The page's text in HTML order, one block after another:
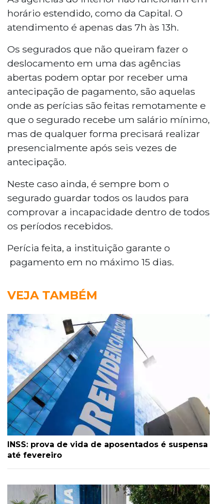
horário estendido, como da Capital. O
atendimento é apenas das 7h às 13h.
Os segurados que não queiram fazer o
deslocamento em uma das agências
abertas podem optar por receber uma
antecipação de pagamento, são aquelas
onde as perícias são feitas remotamente e
que o segurado recebe um salário mínimo,
mas de qualquer forma precisará realizar
presencialmente após seis vezes de
antecipação.
Neste caso ainda, é sempre bom o
segurado guardar todos os laudos para
comprovar a incapacidade dentro de todos
os períodos recebidos.
Perícia feita, a instituição garante o
pagamento em no máximo 15 dias.
VEJA TAMBÉM
INSS: prova de vida de aposentados é suspensa
até fevereiro